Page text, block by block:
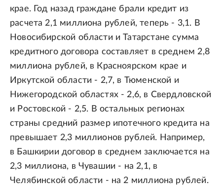
крае. Год назад граждане брали кредит из
расчета 2,1 миллиона рублей, теперь - 3,1. В
Новосибирской области и Татарстане сумма
кредитного договора составляет в среднем 2,8
миллиона рублей, в Красноярском крае и
Иркутской области - 2,7, в Тюменской и
Нижегородской областях - 2,6, в Свердловской
и Ростовской - 2,5. В остальных регионах
страны средний размер ипотечного кредита на
превышает 2,3 миллионов рублей. Например,
в Башкирии договор в среднем заключается на
2,3 миллиона, в Чувашии - на 2,1, в
Челябинской области - на 2 миллиона рублей.